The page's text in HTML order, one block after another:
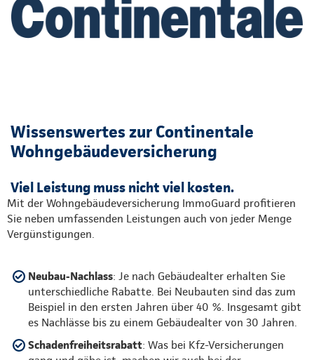
Wissenswertes zur Continentale
Wohngebäudeversicherung
Viel Leistung muss nicht viel kosten.
Mit der Wohngebäudeversicherung ImmoGuard profitieren
Sie neben umfassenden Leistungen auch von jeder Menge
Vergünstigungen.
Neubau-Nachlass: Je nach Gebäudealter erhalten Sie
unterschiedliche Rabatte. Bei Neubauten sind das zum
Beispiel in den ersten Jahren über 40 %. Insgesamt gibt
es Nachlässe bis zu einem Gebäudealter von 30 Jahren.
Schadenfreiheitsrabatt: Was bei Kfz-Versicherungen